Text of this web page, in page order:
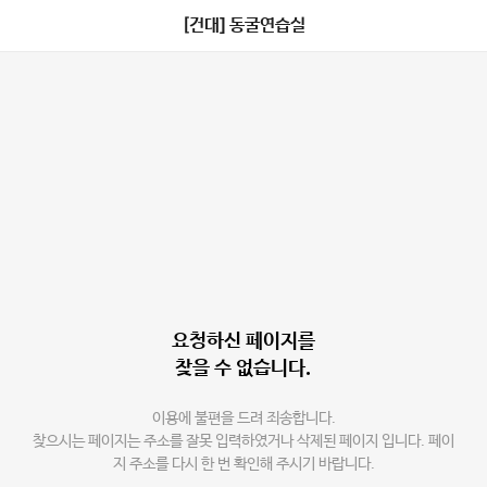
[건대] 동굴연습실
요청하신 페이지를
찾을 수 없습니다.
이용에 불편을 드려 죄송합니다.
찾으시는 페이지는 주소를 잘못 입력하였거나 삭제된 페이지 입니다. 페이
지 주소를 다시 한 번 확인해 주시기 바랍니다.